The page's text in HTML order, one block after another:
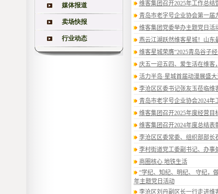
媒体报道
卖场快报
行业动态